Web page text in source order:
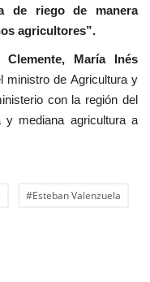
de riego de manera
agricultores”.
María Inés
ministro de Agricultura y
con la región del
mediana agricultura a
#Esteban Valenzuela